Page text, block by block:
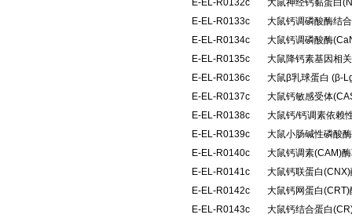
E-EL-R0132c
大鼠神经钙黏蛋白
E-EL-R0133c
大鼠钙调磷酸酶结
E-EL-R0134c
大鼠钙调磷酸酶
E-EL-R0135c
大鼠降钙素基因相
E-EL-R0136c
大鼠β乳球蛋白 (β-
E-EL-R0137c
大鼠钙敏感受体
E-EL-R0138c
大鼠钙/钙调素依赖
E-EL-R0139c
大鼠小肠碱性磷酸
E-EL-R0140c
大鼠钙调素(CAM)
E-EL-R0141c
大鼠钙联蛋白
E-EL-R0142c
大鼠钙网蛋白
E-EL-R0143c
大鼠钙结合蛋白